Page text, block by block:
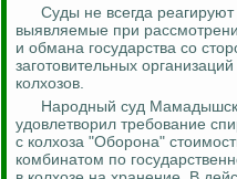
Суды не всегда
выявляемые при
и обмана государства со
заготовительных
колхозов.
Народный суд
удовлетворил требование
с колхоза "Оборона"
комбинатом по